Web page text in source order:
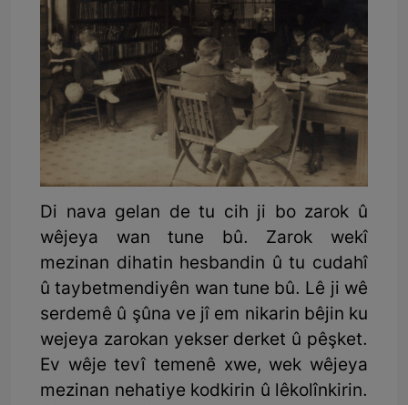
Di nava gelan de tu cih ji bo zarok û
wêjeya wan tune bû. Zarok wekî
mezinan dihatin hesbandin û tu cudahî
û taybetmendiyên wan tune bû. Lê ji wê
serdemê û şûna ve jî em nikarin bêjin ku
wejeya zarokan yekser derket û pêşket.
Ev wêje tevî temenê xwe, wek wêjeya
mezinan nehatiye kodkirin û lêkolînkirin.